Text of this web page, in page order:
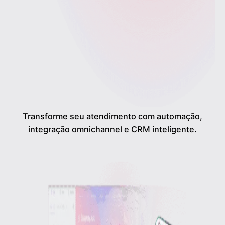
Transforme seu atendimento com automação,
integração omnichannel e CRM inteligente.